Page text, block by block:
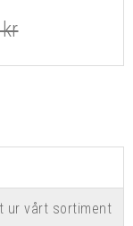
ur vårt sortiment